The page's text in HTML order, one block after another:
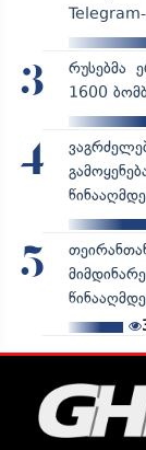
3
რუსებმა
1600
4
5